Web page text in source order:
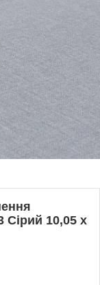
Сірий 10,05 x